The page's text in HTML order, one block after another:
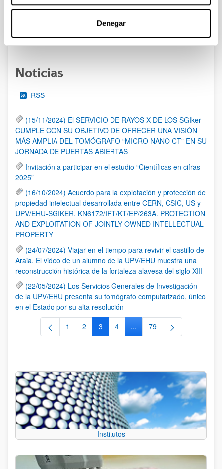
Denegar
al 30/07/2026 (ambos incluídos)
Página
1 Página
2 Página
3 ...Páginas intermedias Use TAB
Página
95
Noticias
RSS
(15/11/2024) El SERVICIO DE RAYOS X DE LOS SGIker
CUMPLE CON SU OBJETIVO DE OFRECER UNA VISIÓN
MÁS AMPLIA DEL TOMÓGRAFO “MICRO NANO CT” EN SU
JORNADA DE PUERTAS ABIERTAS
Invitación a participar en el estudio “Científicas en cifras
2025”
(16/10/2024) Acuerdo para la explotación y protección de
propiedad intelectual desarrollada entre CERN, CSIC, US y
UPV/EHU-SGIKER. KN6172/IPT/KT/EP/263A. PROTECTION
AND EXPLOITATION OF JOINTLY OWNED INTELLECTUAL
PROPERTY
(24/07/2024) Viajar en el tiempo para revivir el castillo de
Araia. El video de un alumno de la UPV/EHU muestra una
reconstrucción histórica de la fortaleza alavesa del siglo XIII
(22/05/2024) Los Servicios Generales de Investigación
de la UPV/EHU presenta su tomógrafo computarizado, único
en el Estado por su alta resolución
Página
1 Página
2 Página
3 Página
4 ...Páginas intermedias Use
Página
79
Institutos